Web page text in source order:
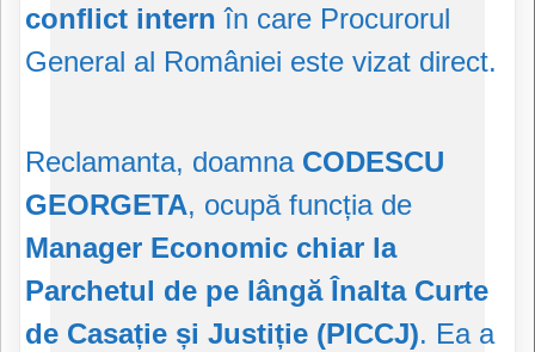
conflict intern în care Procurorul
General al României este vizat direct.
Reclamanta, doamna CODESCU
GEORGETA, ocupă funcția de
Manager Economic chiar la
Parchetul de pe lângă Înalta Curte
de Casație și Justiție (PICCJ). Ea a